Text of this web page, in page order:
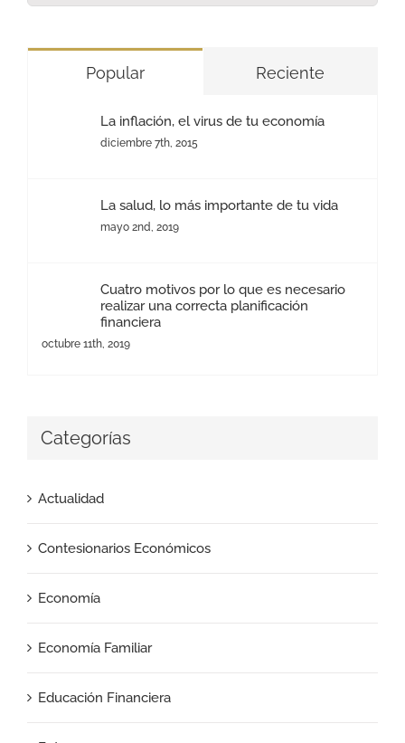
Popular Reciente
La inflación, el virus de tu economía
diciembre 7th, 2015
La salud, lo más importante de tu vida
mayo 2nd, 2019
Cuatro motivos por lo que es necesario
realizar una correcta planificación
financiera
octubre 11th, 2019
Categorías
Actualidad
Contesionarios Económicos
Economía
Economía Familiar
Educación Financiera